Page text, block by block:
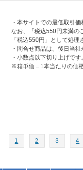
・本サイトでの最低取引
なお、「税込550円未満の
「税込550円」として処
・問合せ商品は、後日当
・小数点以下切り上げです
※箱単価＝1本当たりの価
1 2 3 4